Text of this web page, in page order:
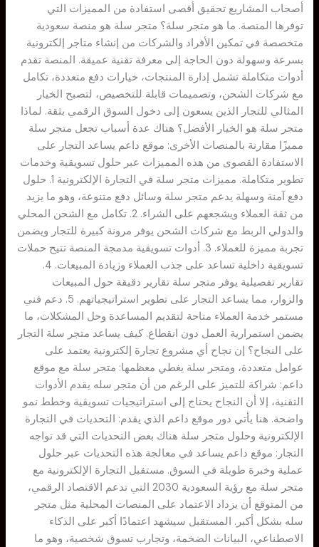
أصحاب المشاريع تحقيق أقصى استفادة من المميزات التي
توفرها المنصة. ما هو متجر سلة؟ متجر سلة هو منصة سعودية
متخصصة في تمكين الأفراد والشركات من إنشاء متاجر إلكترونية
بسرعة وسهولة دون الحاجة إلى معرفة تقنية عميقة. المنصة تقدم
أدوات متكاملة تشمل إدارة المنتجات، خيارات دفع متعددة، تكامل
مع شركات الشحن، وتصميمات قابلة للتخصيص، لتصبح الخيار
المثالي للتجار الذين يسعون إلى دخول السوق الرقمي بثقة. لماذا
متجر سلة هو الخيار الأفضل؟ هناك عدة أسباب تجعل متجر سلة
مميزًا مقارنة بالمنصات الأخرى: موقع داعم يساعد التجار على
الاستفادة القصوى من هذه المميزات عبر حلول تسويقية وخدمات
تطوير متكاملة. مميزات متجر سلة في التجارة الإلكترونية 1. حلول
دفع آمنة وسهلة يدعم متجر سلة وسائل دفع متنوعة، وهو ما يزيد
من ثقة العملاء ويشجعهم على الشراء. 2. تكامل مع الشحن المحلي
والدولي الربط مع شركات الشحن يوفر مرونة كبيرة للتجار ويضمن
تجربة مميزة للعملاء. 3. أدوات تسويقية مدمجة المنصة تتيح حملات
تسويقية داخلية تساعد على جذب العملاء وزيادة المبيعات. 4.
تقارير تفصيلية يوفر متجر سلة تقارير دقيقة حول المبيعات
والزوار، مما يساعد التجار على تطوير استراتيجياتهم. 5. دعم فني
مستمر خدمة العملاء متاحة لتقديم المساعدة وحل المشكلات، ما
يضمن استمرارية العمل دون انقطاع. كيف يساعد متجر سلة التجار
على النجاح؟ إن نجاح أي مشروع تجارة إلكترونية يعتمد على
عوامل متعددة، ومتجر سلة يغطي معظمها: متجر سلة مع موقع
داعم: شراكة للتميز على الرغم من أن متجر سله يقدم الأدوات
التقنية، إلا أن النجاح يحتاج إلى استراتيجيات تسويقية وخطط نمو
واضحة. هنا يأتي دور موقع داعم الذي يقدم: التحديات في التجارة
الإلكترونية وحلول متجر سلة هناك بعض التحديات التي قد تواجه
التجار: موقع داعم يساعد في معالجة هذه التحديات عبر حلول
عملية وخبرة طويلة في السوق. مستقبل التجارة الإلكترونية مع
متجر سلة مع رؤية السعودية 2030 التي تدعم الاقتصاد الرقمي،
من المتوقع أن يزداد الاعتماد على المنصات المحلية مثل متجر
سله بشكل أكبر. المستقبل سيشهد اعتمادًا أكبر على الذكاء
الاصطناعي، البيانات الضخمة، وتجارب تسوق شخصية، وهو ما